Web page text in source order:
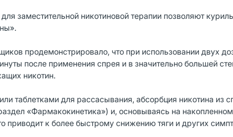
заместительной никотиновой терапии позволяют
продемонстрировало, что при использовании двух
после применения спрея и в значительно большей
никотин.
таблетками для рассасывания, абсорбция никотина из
«Фармакокинетика») и, основываясь на
приводит к более быстрому снижению тяги и других